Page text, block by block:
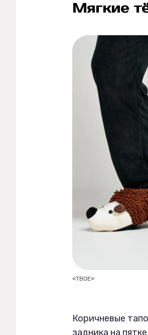
Мягкие
«ТВОЕ»
Коричневые
задника на